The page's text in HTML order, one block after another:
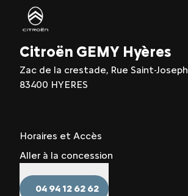
Citroën GEMY Hyères
Zac de la crestade, Rue Saint-Joseph
83400 HYERES
Horaires et Accès
Aller à la concession
04 94 12 62 62